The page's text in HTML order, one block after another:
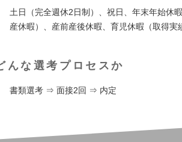
土日（完全週休2日制）、祝日、年末年始休
産休暇）、産前産後休暇、育児休暇（取得
んな選考プロセスか
書類選考 ⇒ 面接2回 ⇒ 内定